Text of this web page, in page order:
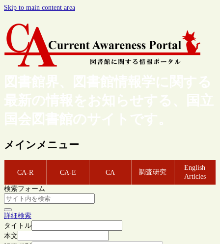
Skip to main content area
図書館界、図書館情報学に関する
最新の情報をお知らせする、国立
国会図書館のサイトです。
メインメニュー
CA-R CA-E CA 調査研究
English
Articles
検索フォーム
詳細検索
タイトル
本文